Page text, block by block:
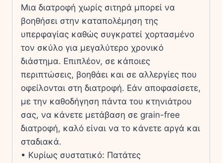
Μια διατροφή χωρίς σιτηρά μπορεί να
βοηθήσει στην καταπολέμηση της
υπερφαγίας καθώς συγκρατεί χορτασμένο
τον σκύλο για μεγαλύτερο χρονικό
διάστημα. Επιπλέον, σε κάποιες
περιπτώσεις, βοηθάει και σε αλλεργίες που
οφείλονται στη διατροφή. Εάν αποφασίσετε,
με την καθοδήγηση πάντα του κτηνιάτρου
σας, να κάνετε μετάβαση σε grain-free
διατροφή, καλό είναι να το κάνετε αργά και
σταδιακά.
• Κυρίως συστατικό: Πατάτες